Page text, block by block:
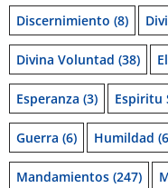
Discernimiento (8)
Divina Voluntad (38)
Esperanza (3) Espiritu
Guerra (6) Humildad
Mandamientos (247)